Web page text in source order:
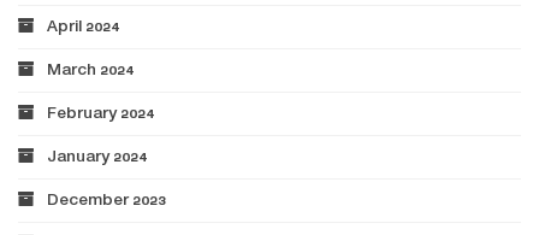
April 2024
March 2024
February 2024
January 2024
December 2023